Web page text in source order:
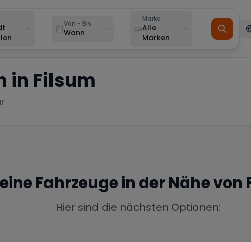
Von - Bis
Wann
Marke
Alle
Marken
in Filsum
Fahrzeuge in der Nähe von
Hier sind die nächsten Optionen: